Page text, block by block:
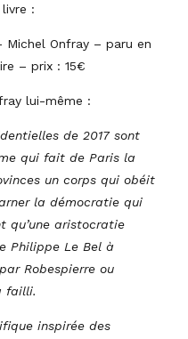
:
Michel Onfray – paru en
– prix : 15€
lui-même :
de 2017 sont
qui fait de Paris la
un corps qui obéit
la démocratie qui
qu’une aristocratie
Philippe Le Bel à
Robespierre ou
failli.
inspirée des